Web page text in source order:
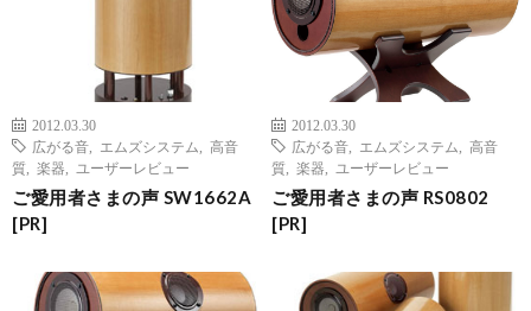
2012.03.30
広がる音
エムズシステム
高音
質
楽器 ユーザーレビュー
ご愛用者さまの声 SW1662A
[PR]
2012.03.30
広がる音
エムズシステム
高音
質
楽器 ユーザーレビュー
ご愛用者さまの声 RS0802
[PR]